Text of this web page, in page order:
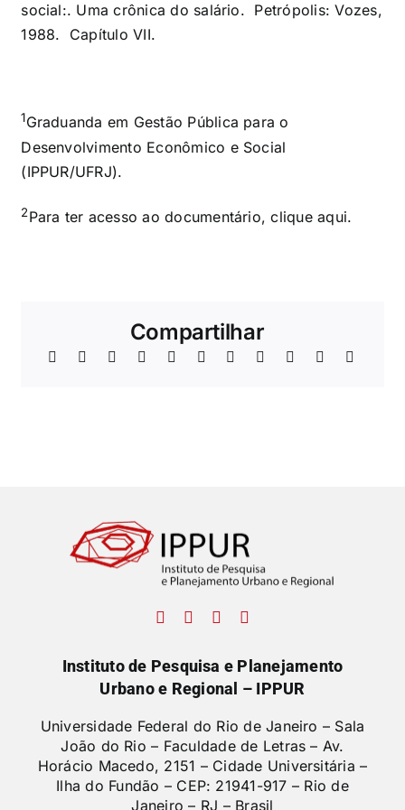
social:. Uma crônica do salário. Petrópolis: Vozes,
1988. Capítulo VII.
1Graduanda em Gestão Pública para o
Desenvolvimento Econômico e Social
(IPPUR/UFRJ).
2Para ter acesso ao documentário, cliqueaqui.
Compartilhar
Instituto de Pesquisa e Planejamento
Urbano e Regional – IPPUR
Universidade Federal do Rio de Janeiro – Sala
João do Rio – Faculdade de Letras – Av.
Horácio Macedo, 2151 – Cidade Universitária –
Ilha do Fundão – CEP: 21941-917 – Rio de
Janeiro – RJ – Brasil